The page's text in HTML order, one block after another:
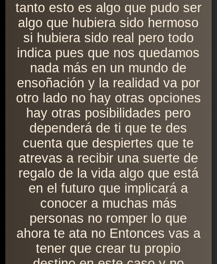
tanto esto es algo que pudo ser
algo que hubiera sido hermoso
si hubiera sido real pero todo
indica pues que nos quedamos
nada más en un mundo de
ensoñación y la realidad va por
otro lado no hay otras opciones
hay otras posibilidades pero
dependerá de ti que te des
cuenta que despiertes que te
atrevas a recibir una suerte de
regalo de la vida algo que está
en el futuro que implicará a
conocer a muchas más
personas no romper lo que
ahora te ata no Entonces vas a
tener que crear tu propio